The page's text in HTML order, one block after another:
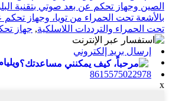
الصين وجهاز تحكم عن بعد صوتي بتقنية
بالأشعة تحت الحمراء من تويا، وجهاز
تحت الحمراء والترددات اللاسلكية, جهاز
إرسال بريد إلكتروني
8615575022978
x